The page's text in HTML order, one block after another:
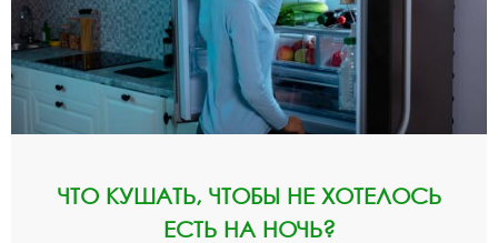
ЧТО КУШАТЬ, ЧТОБЫ НЕ ХОТЕЛОСЬ
ЕСТЬ НА НОЧЬ?